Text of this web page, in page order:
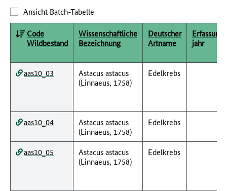
Ansicht Batch-Tabelle
Code
Wildbestand
Wissenschaftliche
Bezeichnung
Deutscher
Artname
jahr
aas10_03
Astacus astacus
(Linnaeus, 1758)
Edelkrebs
aas10_04
Astacus astacus
(Linnaeus, 1758)
Edelkrebs
aas10_05
Astacus astacus
(Linnaeus, 1758)
Edelkrebs